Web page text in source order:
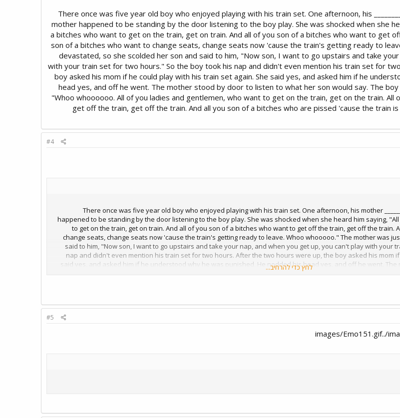
________________________________ There once was five year old boy who enjoyed playing with his train set. One afternoon, his
mother happened to be standing by the door listening to the boy play. She was shocked when she
a bitches who want to get on the train, get on train. And all of you son of a bitches who want to get
son of a bitches who want to change seats, change seats now 'cause the train's getting ready to
devastated, so she scolded her son and said to him, "Now son, I want to go upstairs and take
with your train set for two hours." So the boy took his nap and didn't even mention his train set for
boy asked his mom if he could play with his train set again. She said yes, and asked him if he
head yes, and off he went. The mother stood by door to listen to what her son would say. The
"Whoo whoooooo. All of you ladies and gentlemen, who want to get on the train, get on the train. All
get off the train, get off the train. And all you son of a bitches who are pissed 'cause the train
#4
________________________________ There once was five year old boy who enjoyed playing with his train set. One afternoon, his mother
happened to be standing by the door listening to the boy play. She was shocked when she heard him saying,
to get on the train, get on train. And all of you son of a bitches who want to get off the train, get off the train.
change seats, change seats now 'cause the train's getting ready to leave. Whoo whooooo." The mother was
said to him, "Now son, I want to go upstairs and take your nap, and when you get up, you can't play with your
nap and didn't even mention his train set for two hours. After the two hours were up, the boy asked his mom
said yes, and asked him if he understood why he was punished. He nodded his head yes, and off he went.
son would say. The boy sat down to his train set and calmly said, "Whoo whoooooo. All of you ladies and
train. All of you ladies and gentlemen, who want to get off the train, get off the train. And all you son of a bitches
לחץ כדי להרחיב...
#5